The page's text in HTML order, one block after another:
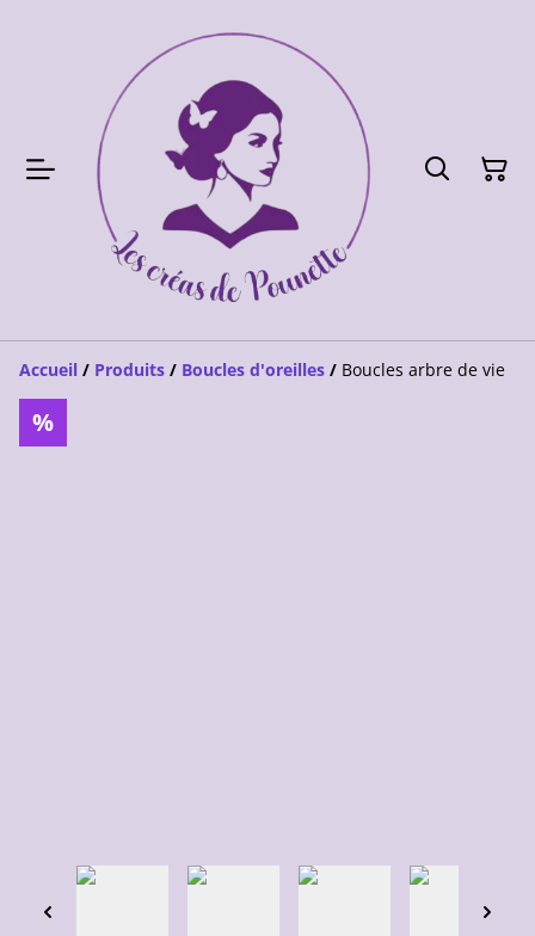
Accueil / Produits / Boucles d'oreilles / Boucles arbre de vie
%